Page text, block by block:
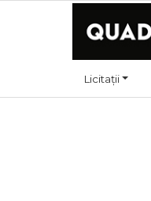
Licitații